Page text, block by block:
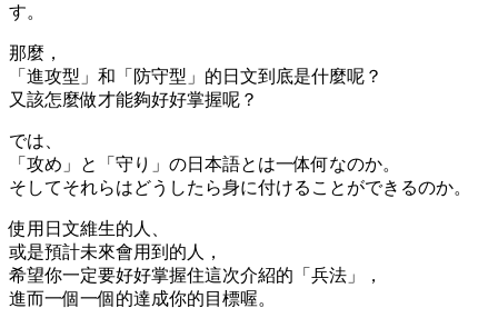
す。
那麼，
「進攻型」和「防守型」的日文到底是什麼呢？
又該怎麼做才能夠好好掌握呢？
では、
「攻め」と「守り」の日本語とは一体何なのか。
そしてそれらはどうしたら身に付けることができるのか。
使用日文維生的人、
或是預計未來會用到的人，
希望你一定要好好掌握住這次介紹的「 兵法 」，
進而一個一個的達成你的目標喔。